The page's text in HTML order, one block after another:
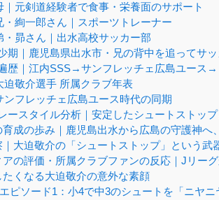
｜元剣道経験者で食事・栄養面のサポート
・絢一郎さん｜スポーツトレーナー
・昴さん｜出水高校サッカー部
期｜鹿児島県出水市・兄の背中を追ってサ
歴｜江内SSS→サンフレッチェ広島ユース→
迫敬介選手 所属クラブ年表
ンフレッチェ広島ユース時代の同期
ースタイル分析｜安定したシュートストッ
育成の歩み｜鹿児島出水から広島の守護神へ
大迫敬介の「シュートストップ」という武
の評価・所属クラブファンの反応｜Jリー
くなる大迫敬介の意外な素顔
エピソード1：小4で中3のシュートを「ニヤ